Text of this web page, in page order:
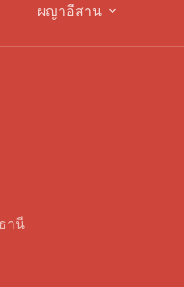
ผญาอีสาน
านี